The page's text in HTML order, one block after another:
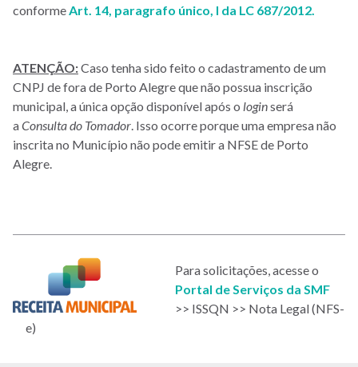
conformeArt. 14, paragrafo único, I da LC 687/2012.
ATENÇÃO:Caso tenha sido feito o cadastramento de um
CNPJ de fora de Porto Alegre que não possua inscrição
municipal, a única opção disponível após o loginserá
aConsulta do Tomador. Isso ocorre porque uma empresa não
inscrita no Município não pode emitir a NFSE de Porto
Alegre.
Para solicitações, acesse o
Portal de Serviços da SMF
>> ISSQN >> Nota Legal (NFS-
e)